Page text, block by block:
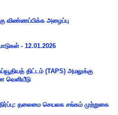
விண்ணப்பிக்க அழைப்பு
- 12.01.2026
திட்டம் (TAPS) அமலுக்கு
வெளியீடு
தலைமை செயலக சங்கம் முற்றுகை